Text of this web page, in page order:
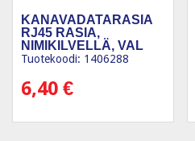
KANAVADATARASIA
RJ45 RASIA,
NIMIKILVELLÄ, VAL
Tuotekoodi: 1406288
6,40 €